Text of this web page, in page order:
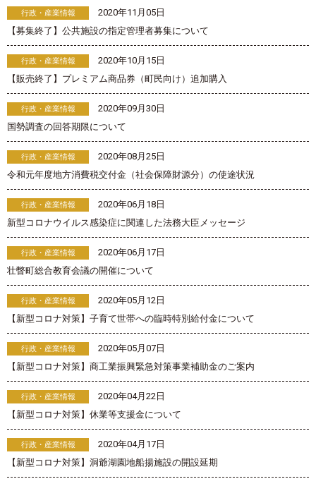
行政・産業情報
2020年11月05日
【募集終了】公共施設の指定管理者募集について
行政・産業情報
2020年10月15日
【販売終了】プレミアム商品券（町民向け）追加購入
行政・産業情報
2020年09月30日
国勢調査の回答期限について
行政・産業情報
2020年08月25日
令和元年度地方消費税交付金（社会保障財源分）の使途状況
行政・産業情報
2020年06月18日
新型コロナウイルス感染症に関連した法務大臣メッセージ
行政・産業情報
2020年06月17日
壮瞥町総合教育会議の開催について
行政・産業情報
2020年05月12日
【新型コロナ対策】子育て世帯への臨時特別給付金について
行政・産業情報
2020年05月07日
【新型コロナ対策】商工業振興緊急対策事業補助金のご案内
行政・産業情報
2020年04月22日
【新型コロナ対策】休業等支援金について
行政・産業情報
2020年04月17日
【新型コロナ対策】洞爺湖園地船揚施設の開設延期